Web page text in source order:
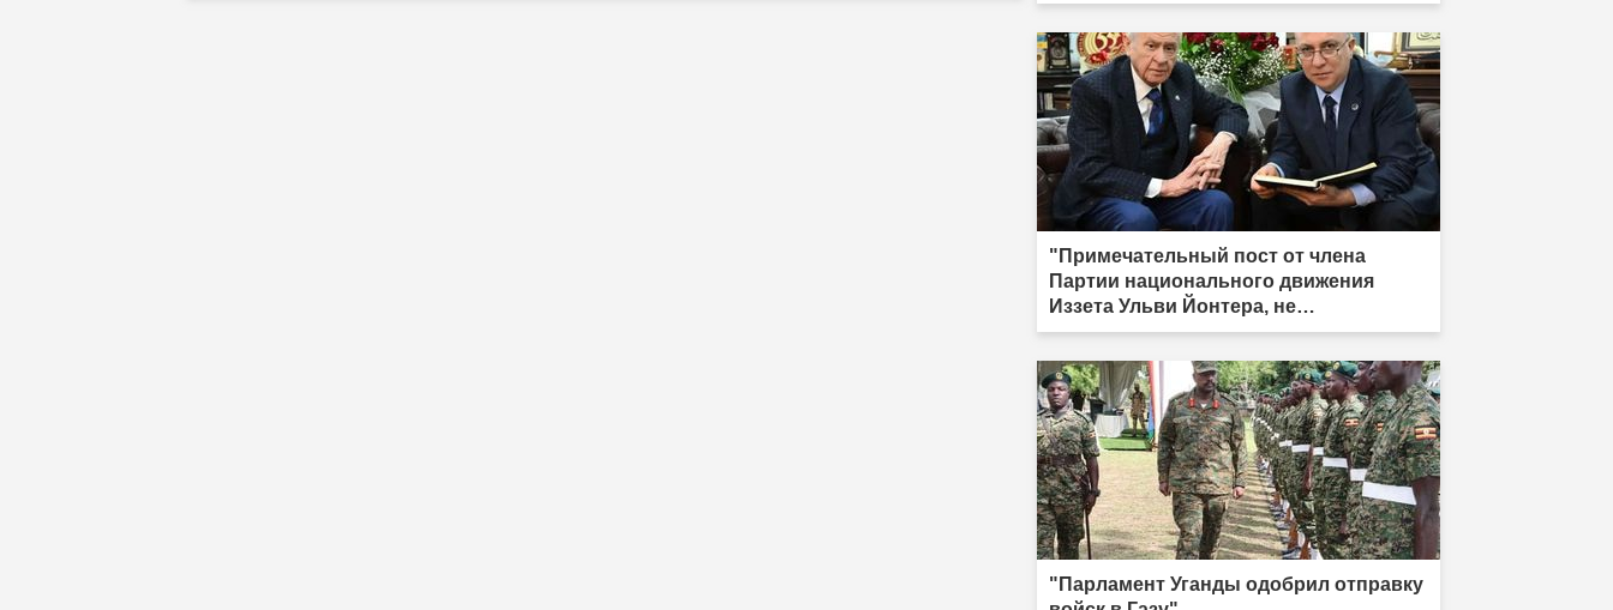
"Примечательный пост от члена
Партии национального движения
Иззета Ульви Йонтера, не
подписавшего «Рамочный закон»: «У
меня есть одна жизнь, и она тоже
должна быть принесена в жертву»"
"Парламент Уганды одобрил отправку